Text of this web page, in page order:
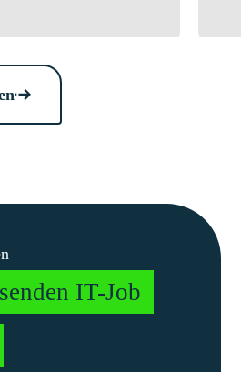
IT-Job